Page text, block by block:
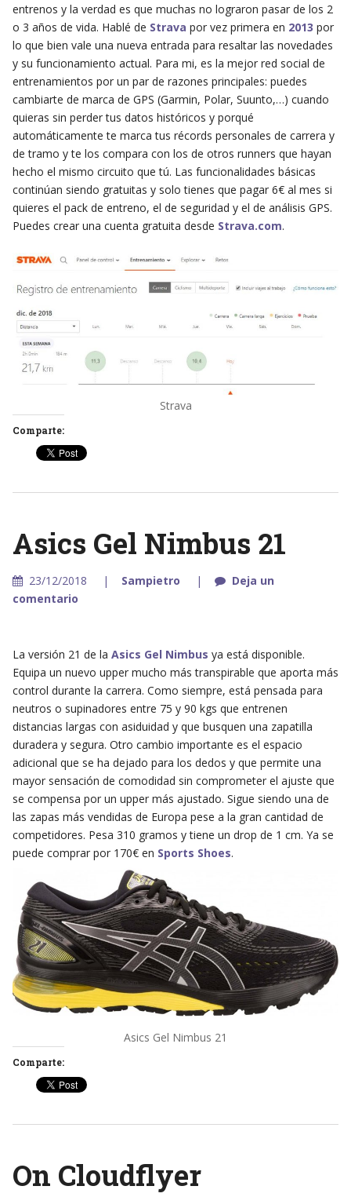
entrenos y la verdad es que muchas no lograron pasar de los 2
o 3 años de vida. Hablé de Strava por vez primera en 2013 por
lo que bien vale una nueva entrada para resaltar las novedades
y su funcionamiento actual. Para mi, es la mejor red social de
entrenamientos por un par de razones principales: puedes
cambiarte de marca de GPS (Garmin, Polar, Suunto,…) cuando
quieras sin perder tus datos históricos y porqué
automáticamente te marca tus récords personales de carrera y
de tramo y te los compara con los de otros runners que hayan
hecho el mismo circuito que tú. Las funcionalidades básicas
continúan siendo gratuitas y solo tienes que pagar 6€ al mes si
quieres el pack de entreno, el de seguridad y el de análisis GPS.
Puedes crear una cuenta gratuita desde Strava.com.
Strava
Comparte:
Asics Gel Nimbus 21
23/12/2018 Sampietro
Deja un
comentario
La versión 21 de la Asics Gel Nimbus ya está disponible.
Equipa un nuevo upper mucho más transpirable que aporta más
control durante la carrera. Como siempre, está pensada para
neutros o supinadores entre 75 y 90 kgs que entrenen
distancias largas con asiduidad y que busquen una zapatilla
duradera y segura. Otro cambio importante es el espacio
adicional que se ha dejado para los dedos y que permite una
mayor sensación de comodidad sin comprometer el ajuste que
se compensa por un upper más ajustado. Sigue siendo una de
las zapas más vendidas de Europa pese a la gran cantidad de
competidores. Pesa 310 gramos y tiene un drop de 1 cm. Ya se
puede comprar por 170€ en Sports Shoes.
Asics Gel Nimbus 21
Comparte:
On Cloudflyer